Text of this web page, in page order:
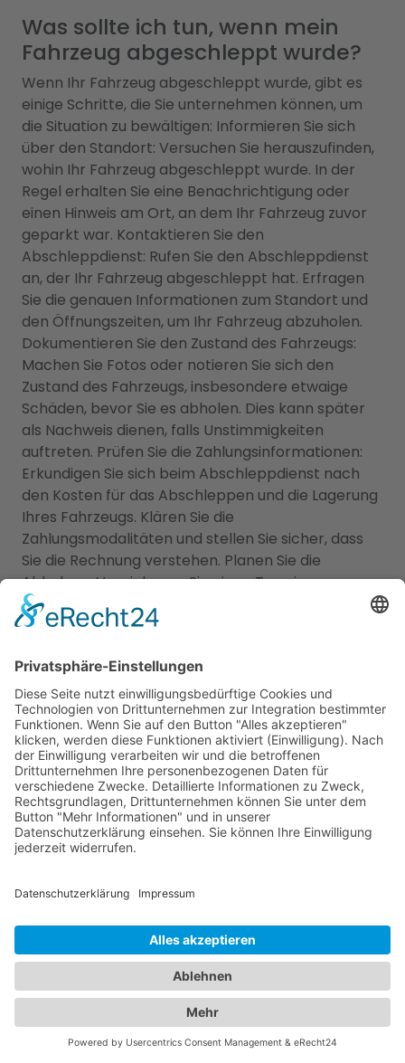
Was sollte ich tun, wenn mein
Fahrzeug abgeschleppt wurde?
Wenn Ihr Fahrzeug abgeschleppt wurde, gibt es
einige Schritte, die Sie unternehmen können, um
die Situation zu bewältigen: Informieren Sie sich
über den Standort: Versuchen Sie herauszufinden,
wohin Ihr Fahrzeug abgeschleppt wurde. In der
Regel erhalten Sie eine Benachrichtigung oder
einen Hinweis am Ort, an dem Ihr Fahrzeug zuvor
geparkt war. Kontaktieren Sie den
Abschleppdienst: Rufen Sie den Abschleppdienst
an, der Ihr Fahrzeug abgeschleppt hat. Erfragen
Sie die genauen Informationen zum Standort und
den Öffnungszeiten, um Ihr Fahrzeug abzuholen.
Dokumentieren Sie den Zustand des Fahrzeugs:
Machen Sie Fotos oder notieren Sie sich den
Zustand des Fahrzeugs, insbesondere etwaige
Schäden, bevor Sie es abholen. Dies kann später
als Nachweis dienen, falls Unstimmigkeiten
auftreten. Prüfen Sie die Zahlungsinformationen:
Erkundigen Sie sich beim Abschleppdienst nach
den Kosten für das Abschleppen und die Lagerung
Ihres Fahrzeugs. Klären Sie die
Zahlungsmodalitäten und stellen Sie sicher, dass
Sie die Rechnung verstehen. Planen Sie die
Abholung: Vereinbaren Sie einen Termin zur
Abholung Ihres Fahrzeugs. Beachten Sie dabei die
Öffnungszeiten des Abschleppdienstes und sorgen
wie Ihren Führerschein und Fahrzeugpapiere,
mitbringen. Es ist wichtig, ruhig zu bleiben und die
Anweisungen des Abschleppdienstes zu befolgen.
Wenn Sie Fragen haben oder etwas unklar ist,
zögern Sie nicht, diese zu stellen. Durch eine
geordnete Vorgehensweise können Sie Ihren
abgeschleppten Wagen schnell wieder in Besitz
nehmen.
Abschleppdienste und Hotels:
Ein umfassendes Angebot für
In unserem umfassenden Branchenportal finden
Sie nicht nur alle Informationen rund um
zuverlässige Abschleppdienste, sondern auch eine
breite Auswahl an Hotels für Ihren nächsten
Aufenthalt. Wir bieten Ihnen eine vielfältige
Plattform, um sowohl bei Fahrzeugpannen als